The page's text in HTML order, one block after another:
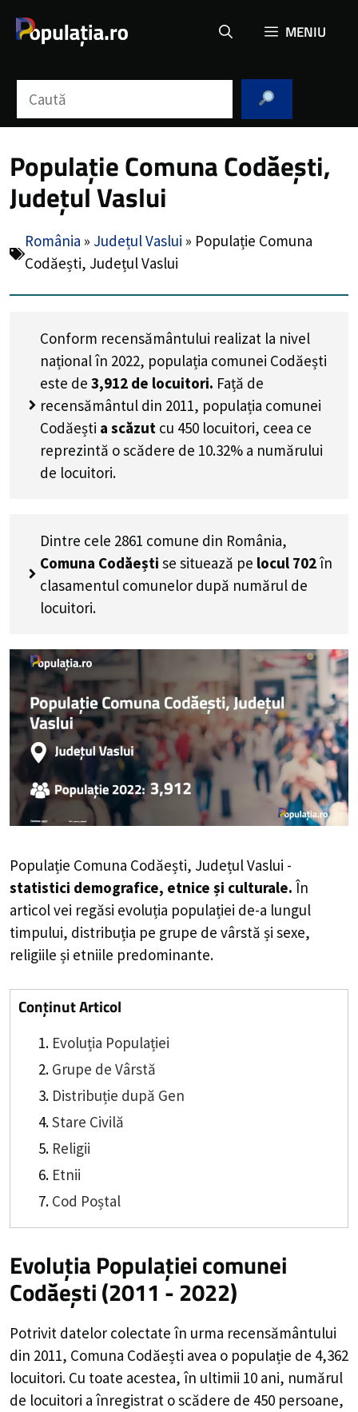
MENIU
Populație Comuna Codăești,
Județul Vaslui
România » Județul Vaslui » Populație Comuna
Codăești, Județul Vaslui
Conform recensământului realizat la nivel
național în 2022, populația comunei Codăești
este de 3,912 de locuitori. Față de
recensământul din 2011, populația comunei
Codăești a scăzut cu 450 locuitori, ceea ce
reprezintă o scădere de 10.32% a numărului
de locuitori.
Dintre cele 2861 comune din România,
Comuna Codăești se situează pe locul 702în
clasamentul comunelor după numărul de
locuitori.
Populație Comuna Codăești, Județul Vaslui -
statistici demografice, etnice și culturale. În
articol vei regăsi evoluția populației de-a lungul
timpului, distribuția pe grupe de vârstă și sexe,
religiile și etniile predominante.
Conținut Articol
Evoluția Populației
Grupe de Vârstă
Distribuție după Gen
Stare Civilă
Religii
Etnii
Cod Poștal
Evoluția Populației comunei
Codăești (2011 - 2022)
Potrivit datelor colectate în urma recensământului
din 2011, Comuna Codăești avea o populație de 4,362
locuitori. Cu toate acestea, în ultimii 10 ani, numărul
de locuitori a înregistrat oscădere de 450 persoane,